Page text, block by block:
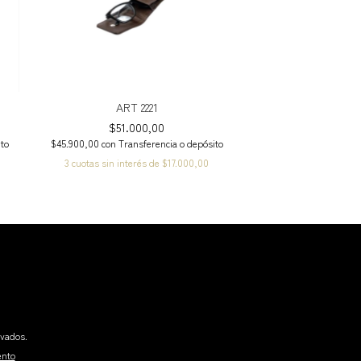
ART 2221
$51.000,00
$45.900,00 con Transferencia o depósito
3 cuotas sin interés de $17.000,00